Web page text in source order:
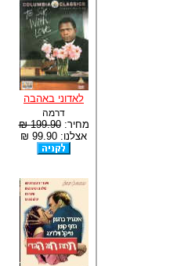
לאדוני באהבה
דרמה
מחיר:199.90 ₪
אצלנו: 99.90 ₪